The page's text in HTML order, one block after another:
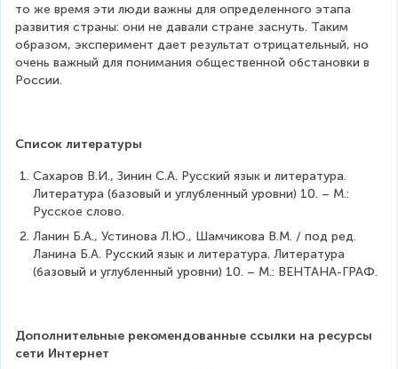
то же время эти люди важны для определенного этапа
развития страны: они не давали стране заснуть. Таким
образом, эксперимент дает результат отрицательный, но
очень важный для понимания общественной обстановки в
России.
Список литературы
Сахаров В.И., Зинин С.А. Русский язык и литература.
Литература (базовый и углубленный уровни) 10. – М.:
Русское слово.
Ланин Б.А., Устинова Л.Ю., Шамчикова В.М. / под ред.
Ланина Б.А. Русский язык и литература. Литература
(базовый и углубленный уровни) 10. – М.: ВЕНТАНА-ГРАФ.
Дополнительные рекомендованные ссылки на ресурсы
сети Интернет